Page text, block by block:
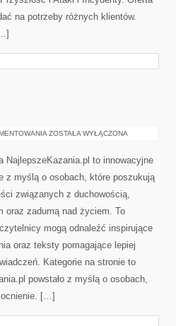
na potrzeby różnych klientów.
MSZE
ZOSTAŁA WYŁĄCZONA
NajlepszeKazania.pl to innowacyjne
z myślą o osobach, które poszukują
związanych z duchowością,
oraz zadumą nad życiem. To
mogą odnaleźć inspirujące
oraz teksty pomagające lepiej
Kategorie na stronie to
powstało z myślą o osobach,
[…]